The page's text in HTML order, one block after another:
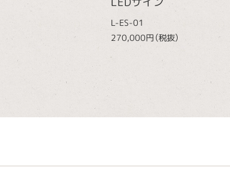
L-ES-01
270,000円（税抜）